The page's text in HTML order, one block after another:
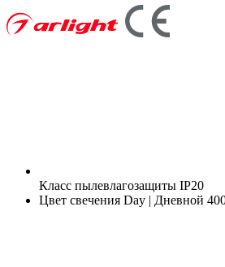
Класс пылевлагозащиты IP20
Цвет свечения Day | Дневной